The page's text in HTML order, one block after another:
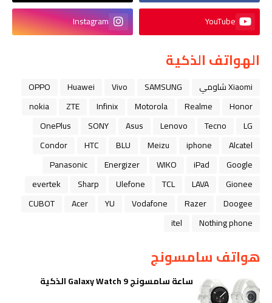
YouTube
Instagram
الهواتف الذكية
Xiaomi شاومي SAMSUNG
Vivo
Huawei
OPPO
Honor
Realme
Motorola
Infinix
ZTE
nokia
LG
Tecno
Lenovo
Asus
SONY
OnePlus
Alcatel
iphone
Meizu
BLU
HTC
Condor
Google
iPad
WIKO
Energizer
Panasonic
Gionee
LAVA
TCL
Ulefone
Sharp
evertek
Doogee
Razer
Vodafone
YU
Acer
CUBOT
Nothing phone
itel
هواتف سامسونج
ساعة سامسونج Galaxy Watch 9 الذكية